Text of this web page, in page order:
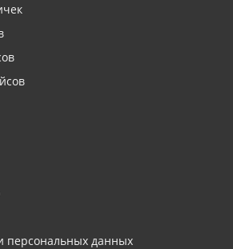
персональных данных